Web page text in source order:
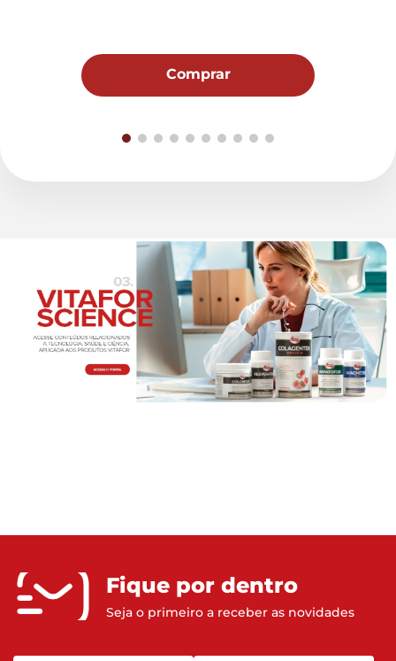
Fique por dentro
Seja o primeiro a receber as novidades